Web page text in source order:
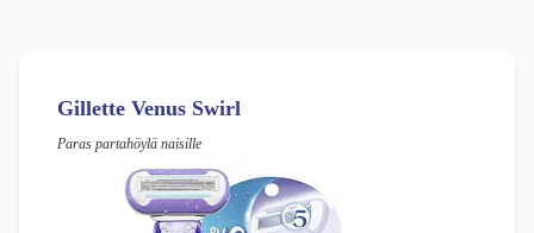
Gillette Venus Swirl
Paras partahöylä naisille